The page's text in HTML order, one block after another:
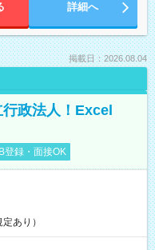
詳細へ
掲載日：2026.08.04
政法人！Excel
登録・面接OK
あり）